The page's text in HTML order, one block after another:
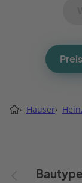
› Häuser›